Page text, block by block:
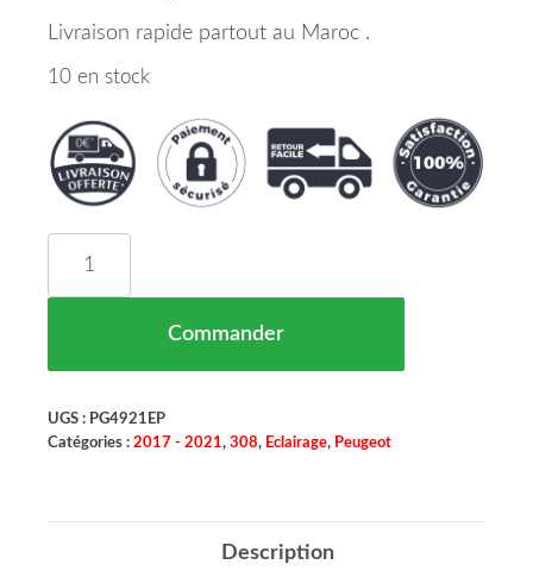
Livraison rapide partout au Maroc .
10 en stock
Commander
UGS : PG4921EP
Catégories : 2017 - 2021, 308, Eclairage, Peugeot
Description